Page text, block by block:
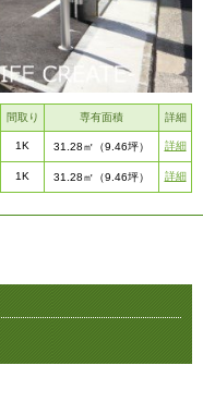
間取り 専有面積 詳細
1K 31.28㎡ （9.46坪） 詳細
1K 31.28㎡ （9.46坪） 詳細